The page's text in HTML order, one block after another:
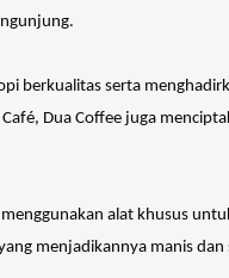
berkualitas serta
Dua Coffee juga
alat khusus
menjadikannya manis dan